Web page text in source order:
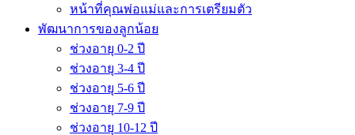
หน้าที่คุณพ่อแม่และการเตรียมตัว
พัฒนาการของลูกน้อย
ช่วงอายุ 0-2 ปี
ช่วงอายุ 3-4 ปี
ช่วงอายุ 5-6 ปี
ช่วงอายุ 7-9 ปี
ช่วงอายุ 10-12 ปี